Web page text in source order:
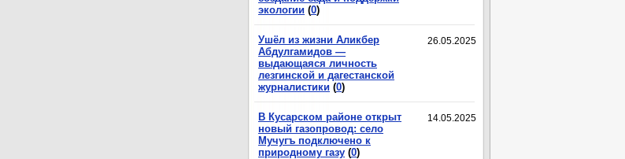
экологии (0)
26.05.2025
Ушёл из жизни Аликбер
Абдулгамидов —
выдающаяся личность
лезгинской и дагестанской
журналистики (0)
14.05.2025
В Кусарском районе открыт
новый газопровод: село
Мучугъ подключено к
природному газу (0)